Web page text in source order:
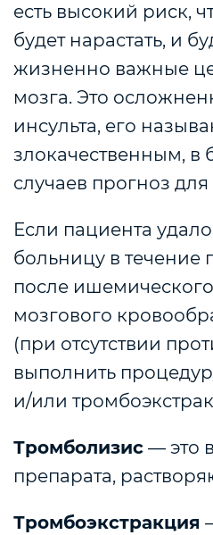
есть высокий риск,
будет нарастать, и
жизненно важные
мозга. Это
инсульта, его
злокачественным, в
случаев прогноз
Если пациента
больницу в течение
после
мозгового
(при отсутствии
выполнить
и/или
Тромболизис — это
препарата,
Тромбоэкстракция